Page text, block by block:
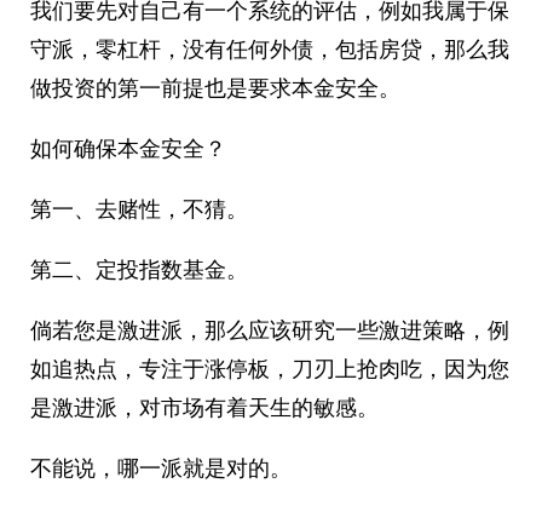
我们要先对自己有一个系统的评估，例如我属于保
守派，零杠杆，没有任何外债，包括房贷，那么我
做投资的第一前提也是要求本金安全。
如何确保本金安全？
第一、去赌性，不猜。
第二、定投指数基金。
倘若您是激进派，那么应该研究一些激进策略，例
如追热点，专注于涨停板，刀刃上抢肉吃，因为您
是激进派，对市场有着天生的敏感。
不能说，哪一派就是对的。